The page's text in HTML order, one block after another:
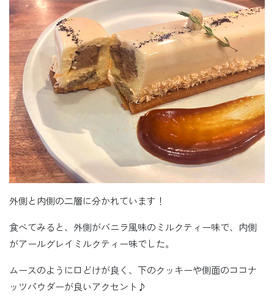
外側と内側の二層に分かれています！
食べてみると、外側がバニラ風味のミルクティー味で、内側
がアールグレイミルクティー味でした。
ムースのように口どけが良く、下のクッキーや側面のココナ
ッツパウダーが良いアクセント♪